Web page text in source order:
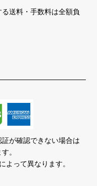
送料・手数料は全額負
が確認できない場合は
。
よって異なります。